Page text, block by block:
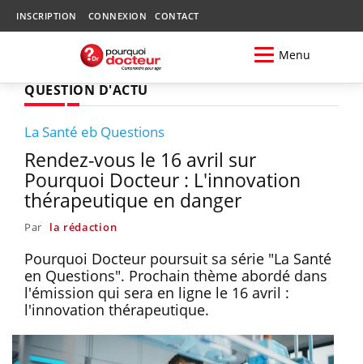
INSCRIPTION CONNEXION CONTACT
Menu
QUESTION D'ACTU
La Santé eb Questions
Rendez-vous le 16 avril sur
Pourquoi Docteur : L'innovation
thérapeutique en danger
Par la rédaction
Pourquoi Docteur poursuit sa série "La Santé
en Questions". Prochain thème abordé dans
l'émission qui sera en ligne le 16 avril :
l'innovation thérapeutique.